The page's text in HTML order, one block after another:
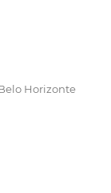
Horizonte